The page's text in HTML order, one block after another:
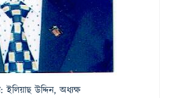
উদ্দিন, অধ্যক্ষ